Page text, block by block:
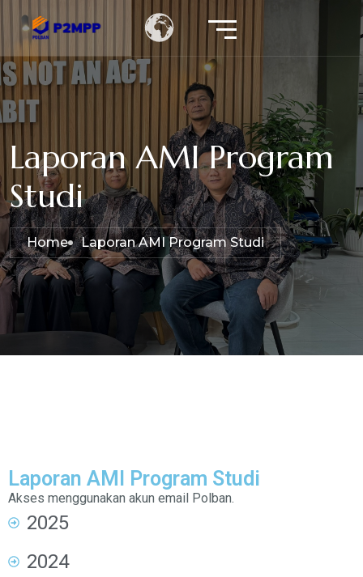
Laporan AMI Program
Studi
Home Laporan AMI Program Studi
Laporan AMI Program Studi
Akses menggunakan akun email Polban.
2025
2024